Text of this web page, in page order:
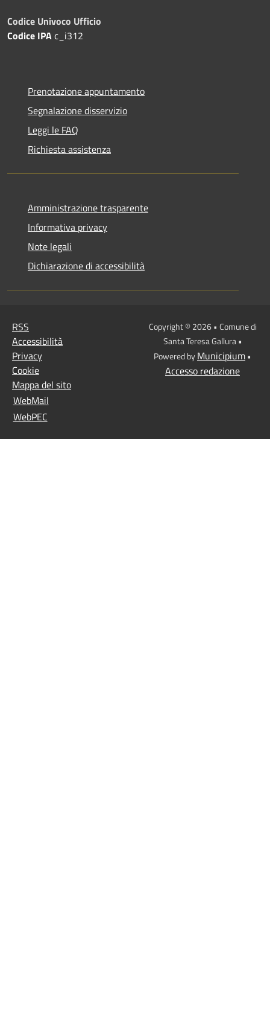
Codice Univoco Ufficio
Codice IPAc_i312
Prenotazione appuntamento
Segnalazione disservizio
Leggi le FAQ
Richiesta assistenza
Amministrazione trasparente
Informativa privacy
Note legali
Dichiarazione di accessibilità
RSS
Accessibilità
Privacy
Cookie
Mappa del sito
WebMail
WebPEC
Copyright © 2026 • Comune di
Santa Teresa Gallura •
Powered byMunicipium•
Accesso redazione